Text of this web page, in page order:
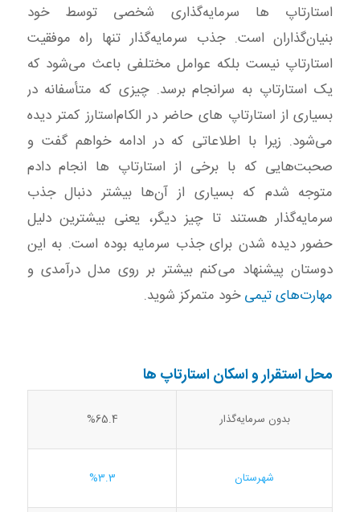
استارتاپ ها سرمایه‌گذاری شخصی توسط خود
بنیان‌گذاران است. جذب سرمایه‌گذار تنها راه موفقیت
استارتاپ نیست بلکه عوامل مختلفی باعث می‌شود که
یک استارتاپ به سرانجام برسد. چیزی که متأسفانه در
بسیاری از استارتاپ های حاضر در الکام‌استارز کمتر دیده
می‌شود. زیرا با اطلاعاتی که در ادامه خواهم گفت و
صحبت‌هایی که با برخی از استارتاپ ها انجام دادم
متوجه شدم که بسیاری از آن‌ها بیشتر دنبال جذب
سرمایه‌گذار هستند تا چیز دیگر، یعنی بیشترین دلیل
حضور دیده شدن برای جذب سرمایه بوده است. به این
دوستان پیشنهاد می‌کنم بیشتر بر روی مدل درآمدی و
مهارت‌های تیمیخود متمرکز شوید.
محل استقرار و اسکان استارتاپ ها
بدون سرمایه‌گذار %65.4
شهرستان %3.3